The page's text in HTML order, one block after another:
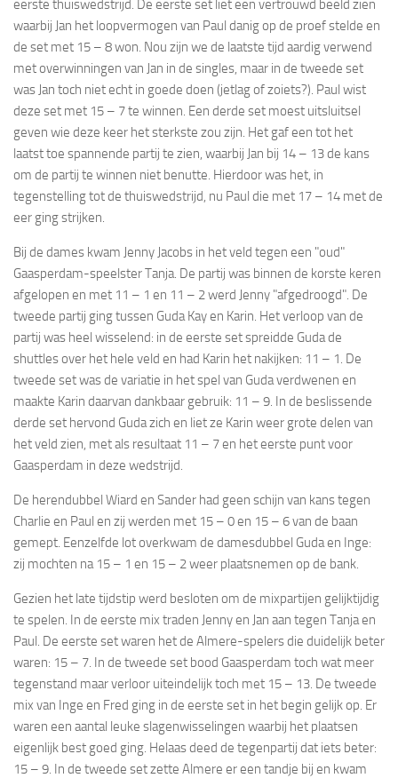
eerste thuiswedstrijd. De eerste set liet een vertrouwd beeld zien
waarbij Jan het loopvermogen van Paul danig op de proef stelde en
de set met 15 – 8 won. Nou zijn we de laatste tijd aardig verwend
met overwinningen van Jan in de singles, maar in de tweede set
was Jan toch niet echt in goede doen (jetlag of zoiets?). Paul wist
deze set met 15 – 7 te winnen. Een derde set moest uitsluitsel
geven wie deze keer het sterkste zou zijn. Het gaf een tot het
laatst toe spannende partij te zien, waarbij Jan bij 14 – 13 de kans
om de partij te winnen niet benutte. Hierdoor was het, in
tegenstelling tot de thuiswedstrijd, nu Paul die met 17 – 14 met de
eer ging strijken.
Bij de dames kwam Jenny Jacobs in het veld tegen een "oud"
Gaasperdam-speelster Tanja. De partij was binnen de korste keren
afgelopen en met 11 – 1 en 11 – 2 werd Jenny "afgedroogd". De
tweede partij ging tussen Guda Kay en Karin. Het verloop van de
partij was heel wisselend: in de eerste set spreidde Guda de
shuttles over het hele veld en had Karin het nakijken: 11 – 1. De
tweede set was de variatie in het spel van Guda verdwenen en
maakte Karin daarvan dankbaar gebruik: 11 – 9. In de beslissende
derde set hervond Guda zich en liet ze Karin weer grote delen van
het veld zien, met als resultaat 11 – 7 en het eerste punt voor
Gaasperdam in deze wedstrijd.
De herendubbel Wiard en Sander had geen schijn van kans tegen
Charlie en Paul en zij werden met 15 – 0 en 15 – 6 van de baan
gemept. Eenzelfde lot overkwam de damesdubbel Guda en Inge:
zij mochten na 15 – 1 en 15 – 2 weer plaatsnemen op de bank.
Gezien het late tijdstip werd besloten om de mixpartijen gelijktijdig
te spelen. In de eerste mix traden Jenny en Jan aan tegen Tanja en
Paul. De eerste set waren het de Almere-spelers die duidelijk beter
waren: 15 – 7. In de tweede set bood Gaasperdam toch wat meer
tegenstand maar verloor uiteindelijk toch met 15 – 13. De tweede
mix van Inge en Fred ging in de eerste set in het begin gelijk op. Er
waren een aantal leuke slagenwisselingen waarbij het plaatsen
eigenlijk best goed ging. Helaas deed de tegenpartij dat iets beter:
15 – 9. In de tweede set zette Almere er een tandje bij en kwam